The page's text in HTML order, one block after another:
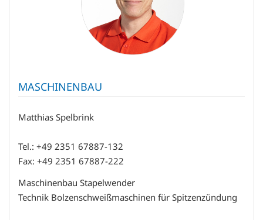
MASCHINENBAU
Matthias Spelbrink
Tel.: +49 2351 67887-132
Fax: +49 2351 67887-222
Maschinenbau Stapelwender
Technik Bolzenschweißmaschinen für Spitzenzündung